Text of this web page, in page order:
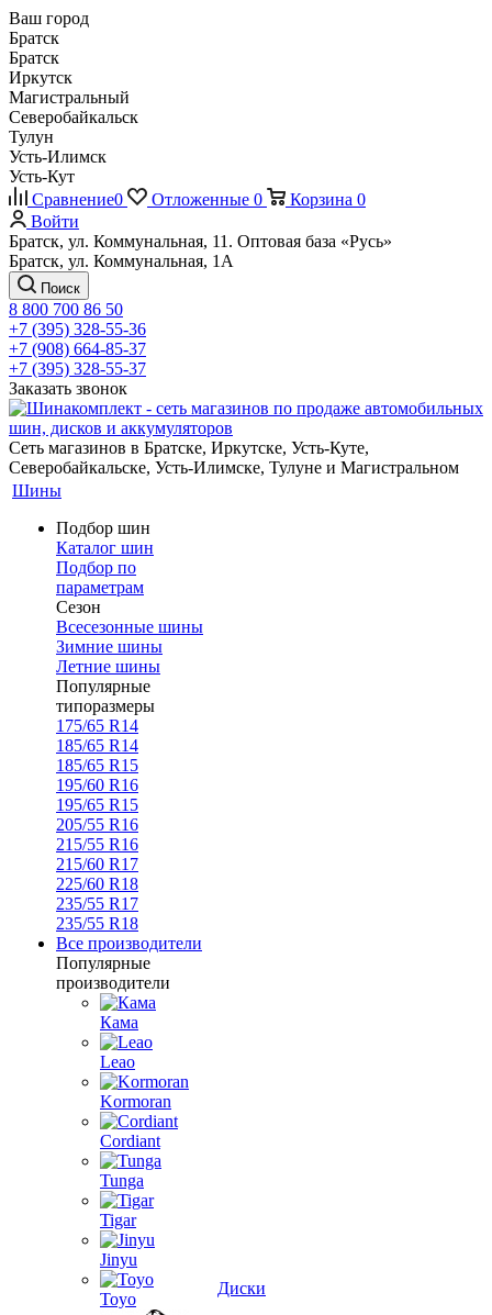
Ваш город
Братск
Братск
Иркутск
Магистральный
Северобайкальск
Тулун
Усть-Илимск
Усть-Кут
Сравнение0 Отложенные 0 Корзина 0
Войти
Братск, ул. Коммунальная, 11. Оптовая база «Русь»
Братск, ул. Коммунальная, 1А
Поиск
8 800 700 86 50
+7 (395) 328-55-36
+7 (908) 664-85-37
+7 (395) 328-55-37
Заказать звонок
Сеть магазинов в Братске, Иркутске, Усть-Куте,
Северобайкальске, Усть-Илимске, Тулуне и Магистральном
Шины
Подбор шин
Каталог шин
Подбор по
параметрам
Сезон
Всесезонные шины
Зимние шины
Летние шины
Популярные
типоразмеры
175/65 R14
185/65 R14
185/65 R15
195/60 R16
195/65 R15
205/55 R16
215/55 R16
215/60 R17
225/60 R18
235/55 R17
235/55 R18
Все производители
Популярные
производители
Кама
Leao
Kormoran
Cordiant
Tunga
Tigar
Jinyu
Toyo
Диски